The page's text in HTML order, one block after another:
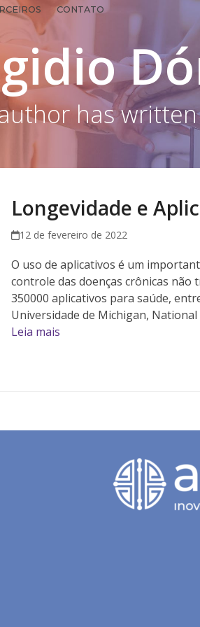
CONTATO
has
Longevidade e
12 de fevereiro de 2022
O uso de aplicativos é um
controle das doenças crônicas não
350000 aplicativos para saúde,
Universidade de Michigan,
Leia mais